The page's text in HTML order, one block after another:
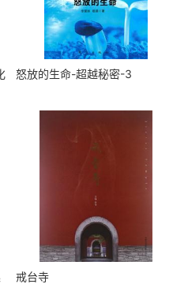
怒放的生命-超越秘密-3
戒台寺